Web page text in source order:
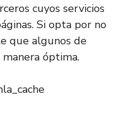
cuyos servicios
Si opta por no
que algunos de
óptima.